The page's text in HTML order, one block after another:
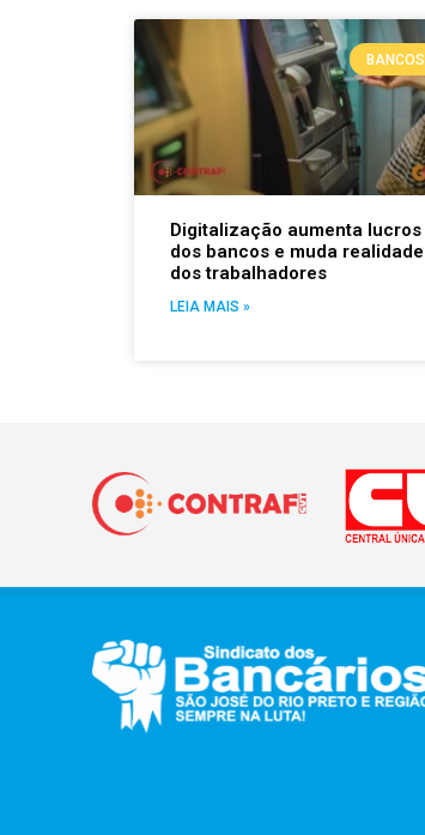
BANCOS
Digitalização aumenta lucros
dos bancos e muda realidade
dos trabalhadores
LEIA MAIS »